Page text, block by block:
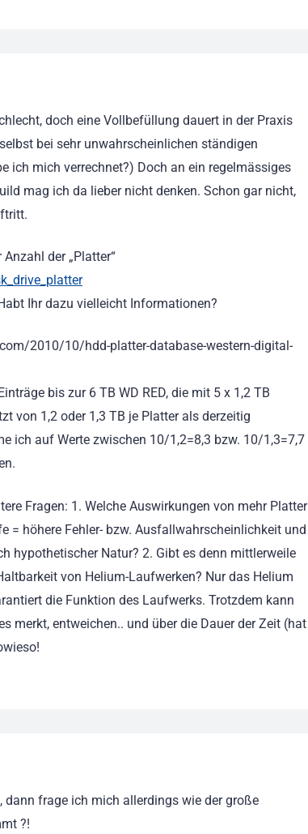
doch eine Vollbefüllung dauert in der Praxis
bei sehr unwahrscheinlichen ständigen
ich mich verrechnet?) Doch an ein regelmässiges
mag ich da lieber nicht denken. Schon gar nicht,
der „Platter“
Ihr dazu vielleicht Informationen?
2010/10/hdd-platter-database-western-digital-
bis zur 6 TB WD RED, die mit 5 x 1,2 TB
von 1,2 oder 1,3 TB je Platter als derzeitig
ich auf Werte zwischen 10/1,2=8,3 bzw. 10/1,3=7,7
Fragen: 1. Welche Auswirkungen von mehr Platter
= höhere Fehler- bzw. Ausfallwahrscheinlichkeit und
hypothetischer Natur? 2. Gibt es denn mittlerweile
von Helium-Laufwerken? Nur das Helium
die Funktion des Laufwerks. Trotzdem kann
merkt, entweichen.. und über die Dauer der Zeit (hat
dann frage ich mich allerdings wie der große
?!